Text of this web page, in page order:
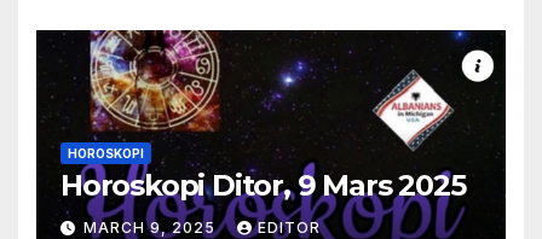
HOROSKOPI
Horoskopi Ditor, 9 Mars 2025
MARCH 9, 2025 EDITOR